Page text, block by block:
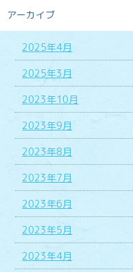
アーカイブ
2025年4月
2025年3月
2023年10月
2023年9月
2023年8月
2023年7月
2023年6月
2023年5月
2023年4月